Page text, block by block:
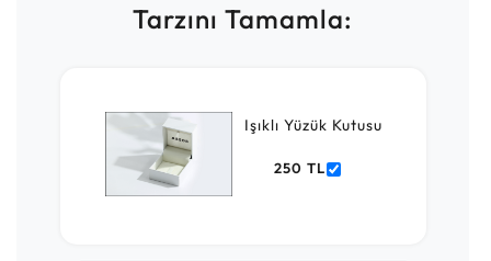
Tarzını Tamamla:
Işıklı Yüzük Kutusu
250 TL